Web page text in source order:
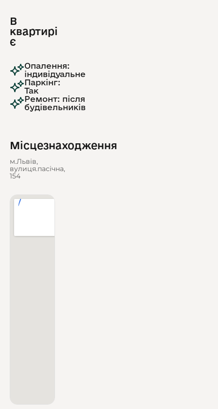
В
квартирі
є
Опалення:
індивідуальне
Паркінг:
Так
Ремонт: після
будівельників
Місцезнаходження
м.Львів,
вулиця.пасічна,
154